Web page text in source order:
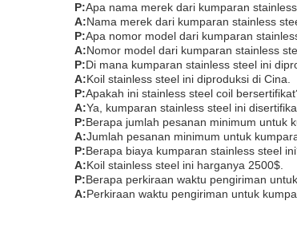
P:Apa nama merek dari kumparan
A:Nama merek dari kumparan stainless
P:Apa nomor model dari kumparan
A:Nomor model dari kumparan stainless
P:Di mana kumparan stainless steel ini
A:Koil stainless steel ini diproduksi di Cina.
P:Apakah ini stainless steel coil
A:Ya, kumparan stainless steel ini
P:Berapa jumlah pesanan minimum untuk
A:Jumlah pesanan minimum untuk
P:Berapa biaya kumparan stainless steel
A:Koil stainless steel ini harganya 2500$.
P:Berapa perkiraan waktu pengiriman
A:Perkiraan waktu pengiriman untuk